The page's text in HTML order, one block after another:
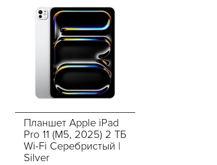
Планшет Apple iPad
Pro 11 (M5, 2025) 2 ТБ
Wi-Fi Серебристый |
Silver